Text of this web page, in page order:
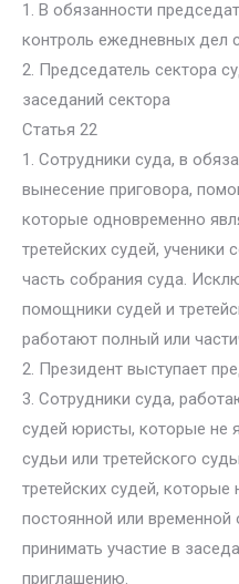
1. В обязанности
контроль ежедневных дел
2. Председатель сектора
заседаний сектора
Статья 22
1. Сотрудники суда, в
вынесение приговора,
которые одновременно
третейских судей, ученики
часть собрания суда.
помощники судей и
работают полный или
2. Президент выступает
3. Сотрудники суда,
судей юристы, которые не
судьи или третейского
третейских судей,
постоянной или
принимать участие в
приглашению.